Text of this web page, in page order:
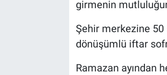
girmenin
Şehir merkezine
dönüşümlü iftar
Ramazan ayından